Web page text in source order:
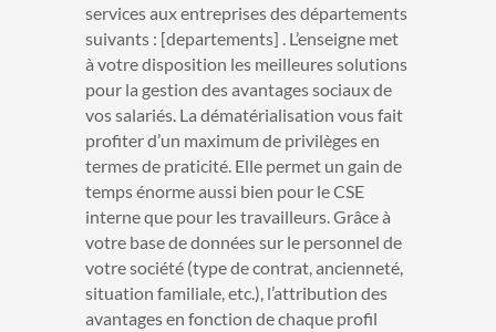
services aux entreprises des départements
suivants : [departements] . L’enseigne met
à votre disposition les meilleures solutions
pour la gestion des avantages sociaux de
vos salariés. La dématérialisation vous fait
profiter d’un maximum de privilèges en
termes de praticité. Elle permet un gain de
temps énorme aussi bien pour le CSE
interne que pour les travailleurs. Grâce à
votre base de données sur le personnel de
votre société (type de contrat, ancienneté,
situation familiale, etc.), l’attribution des
avantages en fonction de chaque profil